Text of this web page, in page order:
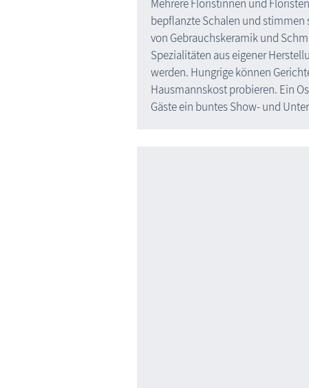
Mehrere Floristinnen und
bepflanzte Schalen und stimmen
von Gebrauchskeramik und
Spezialitäten aus eigener
werden. Hungrige können
Hausmannskost probieren. Ein
Gäste ein buntes Show- und